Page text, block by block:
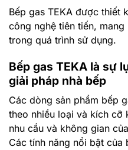
Bếp gas TEKA được thiết
công nghệ tiên tiến,
trong quá trình sử dụng.
Bếp gas TEKA là sự
giải pháp nhà bếp
Các dòng sản phẩm bếp
theo nhiều loại và kích cỡ
nhu cầu và không gian
Các tính năng nổi bật của